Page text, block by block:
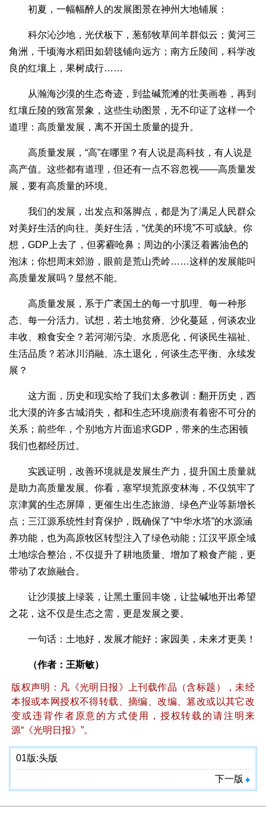
初夏，一幅幅醉人的发展图景在神州大地铺展：
科尔沁沙地，光伏板下，葱郁牧草间羊群似云；黄河三
角洲，千顷海水稻田如碧毯铺向远方；南方丘陵间，科学改
良的红壤上，果树成行……
从瀚海沙漠的生态奇迹，到盐碱荒滩的壮美画卷，再到
红壤丘陵的致富景象，这些生动图景，无不印证了这样一个
道理：高质量发展，离不开国土质量的提升。
高质量发展，“高”在哪里？有人说是高科技，有人说是
高产值。这些都有道理，但还有一点不容忽视——高质量发
展，要有高质量的环境。
我们的发展，出发点和落脚点，都是为了满足人民群众
对美好生活的向往。美好生活，“优美的环境”不可或缺。你
想，GDP上去了，但雾霾呛鼻；周边的小溪泛着酱油色的
泡沫；你想周末郊游，眼前是荒山秃岭……这样的发展能叫
高质量发展吗？显然不能。
高质量发展，系于广袤国土的每一寸肌理、每一种形
态、每一分活力。试想，若土地贫瘠、沙化蔓延，何谈农业
丰收、粮食安全？若河湖污染、水质恶化，何谈民生福祉、
生活品质？若冰川消融、冻土退化，何谈生态平衡、永续发
展？
这方面，历史和现实给了我们太多教训：翻开历史，西
北大漠的许多古城消失，都和生态环境崩溃有着密不可分的
关系；前些年，个别地方片面追求GDP，带来的生态困顿
我们也都经历过。
实践证明，改善环境就是发展生产力，提升国土质量就
是助力高质量发展。你看，塞罕坝荒原变林海，不仅筑牢了
京津冀的生态屏障，更催生出生态旅游、绿色产业等新增长
点；三江源系统性封育保护，既确保了“中华水塔”的水源涵
养功能，也为高原牧区转型注入了绿色动能；江汉平原全域
土地综合整治，不仅提升了耕地质量、增加了粮食产能，更
带动了农旅融合。
让沙漠披上绿装，让黑土重回丰饶，让盐碱地开出希望
之花，这不仅是生态之需，更是发展之要。
一句话：土地好，发展才能好；家园美，未来才更美！
（作者：王斯敏）
版权声明：凡《光明日报》上刊载作品（含标题），未经
本报或本网授权不得转载、摘编、改编、篡改或以其它改
变或违背作者原意的方式使用，授权转载的请注明来
源“《光明日报》”。
01版:头版
下一版